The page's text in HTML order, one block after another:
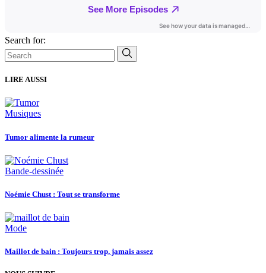
Search for:
LIRE AUSSI
Musiques
Tumor alimente la rumeur
Bande-dessinée
Noémie Chust : Tout se transforme
Mode
Maillot de bain : Toujours trop, jamais assez